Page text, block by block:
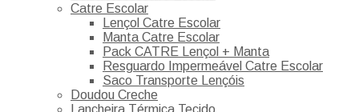
Catre Escolar
Lençol Catre Escolar
Manta Catre Escolar
Pack CATRE Lençol + Manta
Resguardo Impermeável Catre Escolar
Saco Transporte Lençóis
Doudou Creche
Lancheira Térmica Tecido